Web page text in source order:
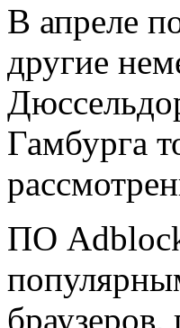
В апреле
другие
Гамбурга
ПО